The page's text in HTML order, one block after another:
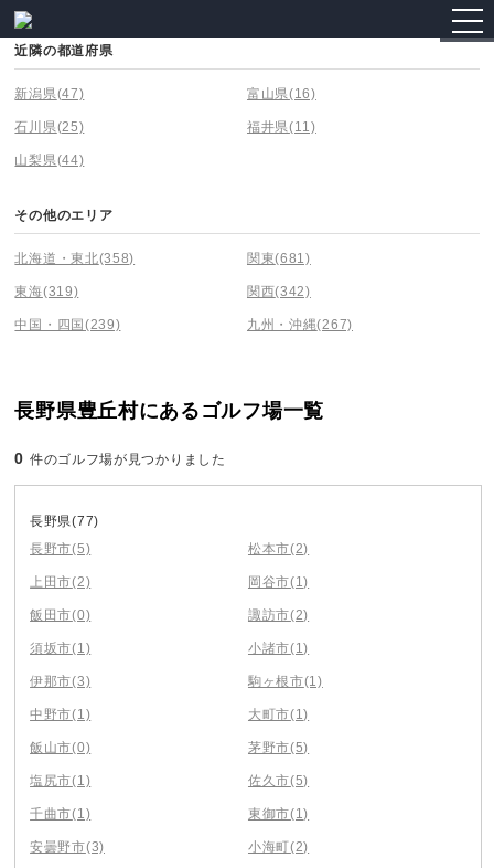
近隣の都道府県
新潟県(47) 富山県(16)
石川県(25) 福井県(11)
山梨県(44)
その他のエリア
北海道・東北(358) 関東(681)
東海(319) 関西(342)
中国・四国 (239) 九州・沖縄(267)
長野県豊丘村にあるゴルフ場一覧
0 件のゴルフ場が見つかりました
長野県(77)
長野市(5) 松本市(2)
上田市(2) 岡谷市(1)
飯田市(0) 諏訪市(2)
須坂市(1) 小諸市(1)
伊那市(3) 駒ヶ根市(1)
中野市(1) 大町市(1)
飯山市(0) 茅野市(5)
塩尻市(1) 佐久市(5)
千曲市(1) 東御市(1)
安曇野市(3) 小海町(2)